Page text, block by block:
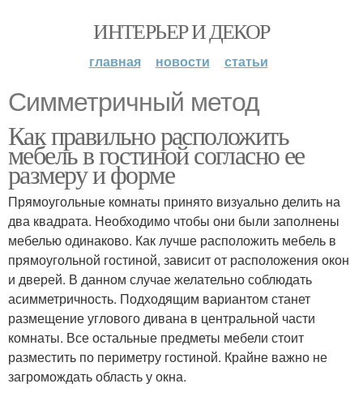
ИНТЕРЬЕР И ДЕКОР
главная новости статьи
Симметричный метод
Как правильно расположить
мебель в гостиной согласно ее
размеру и форме
Прямоугольные комнаты принято визуально делить на
два квадрата. Необходимо чтобы они были заполнены
мебелью одинаково. Как лучше расположить мебель в
прямоугольной гостиной, зависит от расположения окон
и дверей. В данном случае желательно соблюдать
асимметричность. Подходящим вариантом станет
размещение углового дивана в центральной части
комнаты. Все остальные предметы мебели стоит
разместить по периметру гостиной. Крайне важно не
загромождать область у окна.